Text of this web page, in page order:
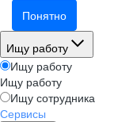
Понятно
Ищу работу
Ищу работу
Ищу работу
Ищу сотрудника
Сервисы